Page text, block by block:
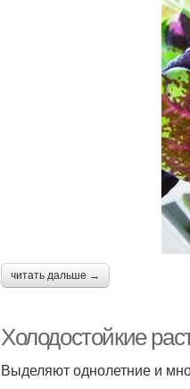
читать дальше →
Холодостойкие
Выделяют однолетние и